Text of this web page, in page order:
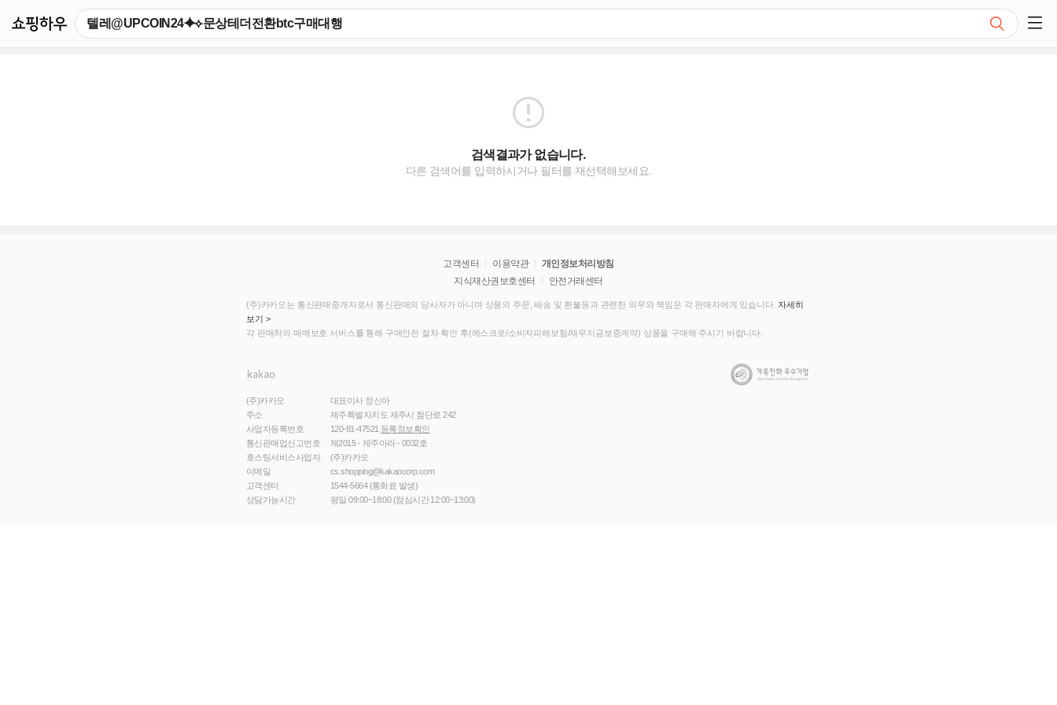
검색결과가 없습니다.
다른 검색어를 입력하시거나 필터를 재선택해보세요.
고객센터 이용약관
개인정보처리방침
지식재산권보호센터
안전거래센터
(주)카카오는 통신판매중개자로서 통신판매의 당사자가 아니며 상품의 주문, 배송 및 환불등과 관련한 의무와 책임은 각 판매자에게 있습니다. 자세히
보기 >
각 판매처의 매매보호 서비스를 통해 구매안전 절차 확인 후(에스크로/소비자피해보험/재무지금보증계약) 상품을 구매해 주시기 바랍니다.
(주)카카오
대표이사 정신아
주소
제주특별자치도 제주시 첨단로 242
사업자등록번호
120-81-47521 등록정보확인
통신판매업신고번호
제2015 - 제주아라 - 0032호
호스팅서비스사업자
(주)카카오
이메일
cs.shopping@kakaocorp.com
고객센터
1544-5664(통화료 발생)
상담가능시간
평일 09:00~18:00 (점심시간 12:00~13:00)